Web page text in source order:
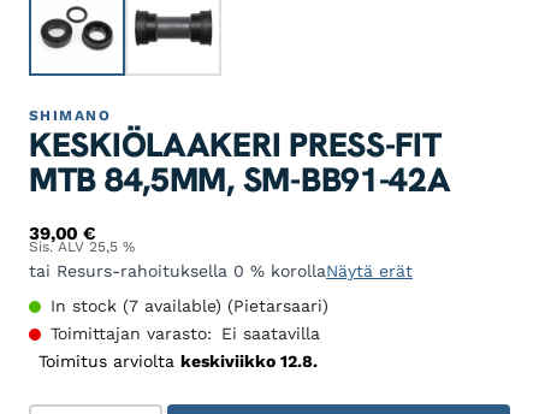
SHIMANO
KESKIÖLAAKERI PRESS-FIT
MTB 84,5MM, SM-BB91-42A
39,00€
Sis. ALV 25,5 %
tai Resurs-rahoituksella 0 % korollaNäytä erät
In stock (7 available) (Pietarsaari)
Toimittajan varasto:
Ei saatavilla
Toimitus arviolta keskiviikko 12.8.